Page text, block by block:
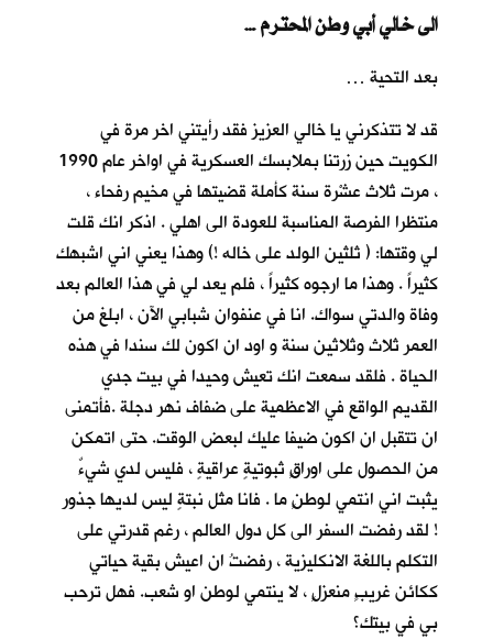
… الى خالي أبي وطن المحترم
بعد التحية …
قد لا تتذكرني يا خالي العزيز فقد رأيتني اخر مرة في
الكويت حين زرتنا بملابسك العسكرية في اواخر عام 1990
، مرت ثلاث عشْرة سنة كأملة قضيتها في مخيم رفحاء ،
منتظرا الفرصة المناسبة للعودة الى اهلي . اذكر انك قلت
لي وقتها: ( ثلثين الولد على خاله !) وهذا يعني اني اشبهك
كثيراً . وهذا ما ارجوه كثيراً ، فلم يعد لي في هذا العالم بعد
وفاة والدتي سواك. انا في عنفوان شبابي الآن ، ابلغ من
العمر ثلاث وثلاثين سنة و اود ان اكون لك سندا في هذه
الحياة . فلقد سمعت انك تعيش وحيدا في بيت جدي
القديم الواقع في الاعظمية على ضفاف نهر دجلة .فأتمنى
ان تتقبل ان اكون ضيفا عليك لبعض الوقت. حتى اتمكن
من الحصول على اوراقٍ ثبوتيةٍ عراقيةٍ ، فليس لدي شيءٌ
يثبت اني انتمي لوطنٍ ما . فانا مثل نبتةٍ ليس لديها جذور
! لقد رفضت السفر الى كل دول العالم ، رغم قدرتي على
التكلم باللغة الانكليزية ، رفضتُ ان اعيش بقية حياتي
ككائن غريبٍ منعزلٍ ، لا ينتمي لوطن او شعب. فهل ترحب
بي في بيتك؟